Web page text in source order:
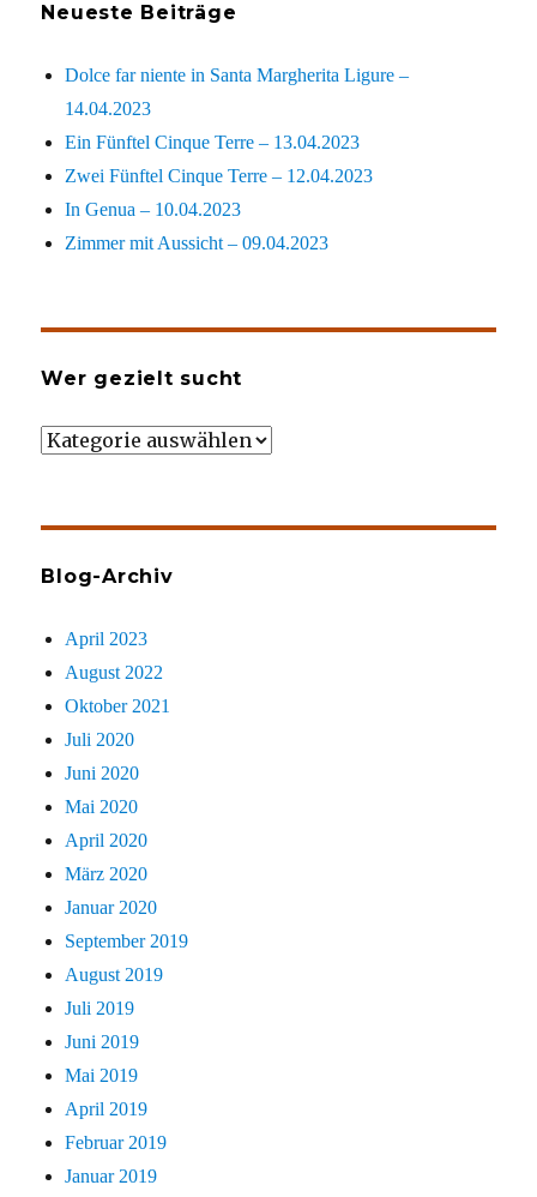
Neueste Beiträge
Dolce far niente in Santa Margherita Ligure –
14.04.2023
Ein Fünftel Cinque Terre – 13.04.2023
Zwei Fünftel Cinque Terre – 12.04.2023
In Genua – 10.04.2023
Zimmer mit Aussicht – 09.04.2023
Wer gezielt sucht
Wer
Blog-Archiv
April 2023
August 2022
Oktober 2021
Juli 2020
Juni 2020
Mai 2020
April 2020
März 2020
Januar 2020
September 2019
August 2019
Juli 2019
Juni 2019
Mai 2019
April 2019
Februar 2019
Januar 2019